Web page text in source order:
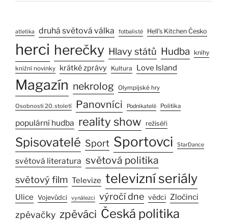
atletika druhá světová válka fotbalisté Hell’s Kitchen Česko
herci herečky Hlavy států Hudba knihy
knižní novinky krátké zprávy Kultura Love Island
Magazín nekrolog Olympijské hry
Osobnosti 20. století Panovníci Podnikatelé Politika
populární hudba reality show režiséři
Spisovatelé Sport Sportovci StarDance
světová literatura světová politika
světový film Televize televizní seriály
Ulice Vojevůdci vynálezci výročí dne vědci Zločinci
zpěvačky zpěváci Česká politika